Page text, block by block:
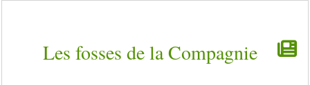
Les fosses de la Compagnie